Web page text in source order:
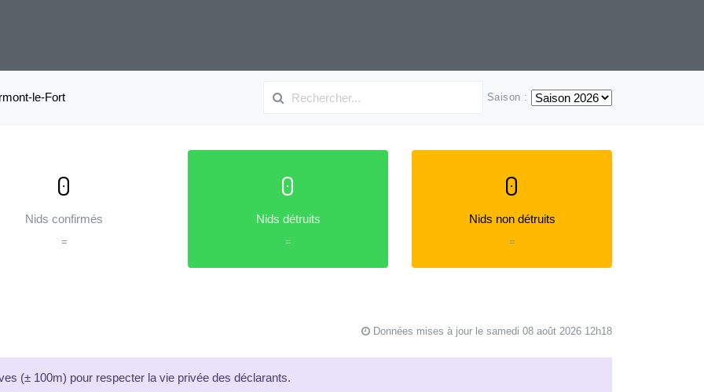
le-Fort Saison :
0
Nids confirmés
=
0
Nids détruits
=
0
Nids non détruits
=
Données mises à jour le samedi 08 août 2026 12h18
(± 100m) pour respecter la vie privée des déclarants.